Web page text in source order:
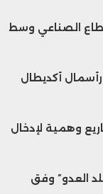
الصناعي وسط
تستحوذ على 15% من رأسمال أكديطال
وهمية لإدخال
العدو” وفق